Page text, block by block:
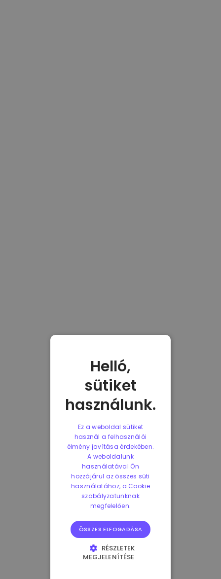
Helló,
sütiket
használunk.
Ez a weboldal sütiket
használ a felhasználói
élmény javítása érdekében.
A weboldalunk
használatával Ön
hozzájárul az összes süti
használatához, a Cookie
szabályzatunknak
megfelelően.
ÖSSZES ELFOGADÁSA
RÉSZLETEK
MEGJELENÍTÉSE